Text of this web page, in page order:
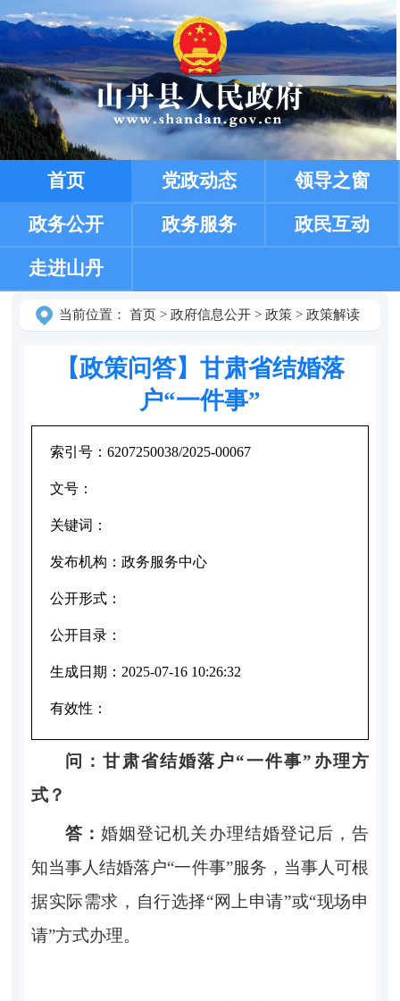
首页 党政动态 领导之窗
政务公开 政务服务 政民互动
走进山丹
当前位置： 首页> 政府信息公开> 政策> 政策解读
【政策问答】甘肃省结婚落
户“一件事”
索引号： 6207250038/2025-00067
文号：
关键词：
发布机构： 政务服务中心
公开形式：
公开目录：
生成日期： 2025-07-16 10:26:32
有效性：
问：甘肃省结婚落户“一件事” 办理方
式？
答：婚姻登记机关办理结婚登记后，告
知当事人结婚落户“一件事”服务，当事人可根
据实际需求，自行选择“网上申请”或“现场申
请”方式办理。